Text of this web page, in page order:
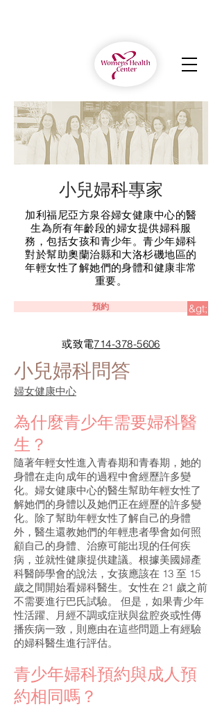
小兒婦科專家
加利福尼亞方泉谷婦女健康中心的醫
生為所有年齡段的婦女提供婦科服
務，包括女孩和青少年。青少年婦科
對於幫助奧蘭治縣和大洛杉磯地區的
年輕女性了解她們的身體和健康非常
重要。
預約 &gt;
或致電714-378-5606
小兒婦科問答
婦女健康中心
為什麼青少年需要婦科醫
生？
隨著年輕女性進入青春期和青春期，她的
身體在走向成年的過程中會經歷許多變
化。婦女健康中心的醫生幫助年輕女性了
解她們的身體以及她們正在經歷的許多變
化。除了幫助年輕女性了解自己的身體
外，醫生還教她們的年輕患者學會如何照
顧自己的身體、治療可能出現的任何疾
病，並就性健康提供建議。根據美國婦產
科醫師學會的說法，女孩應該在 13 至 15
歲之間開始看婦科醫生。女性在 21 歲之前
不需要進行巴氏試驗。 但是，如果青少年
性活躍、月經不調或症狀與盆腔炎或性傳
播疾病一致，則應由在這些問題上有經驗
的婦科醫生進行評估。
青少年婦科預約與成人預
約相同嗎？